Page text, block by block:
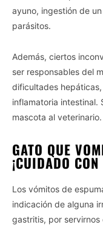
ayuno, ingestión de
parásitos.
Además, ciertos
ser responsables del
dificultades
inflamatoria intestinal.
mascota al veterinario.
GATO QUE
¡CUIDADO
Los vómitos de
indicación de alguna
gastritis, por servirnos